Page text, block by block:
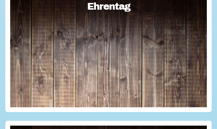
Ehrentag
Ehrentag
Macht den Ehrentag mit eurer Aktion zu eurem "hessischen
Ehrentag"...